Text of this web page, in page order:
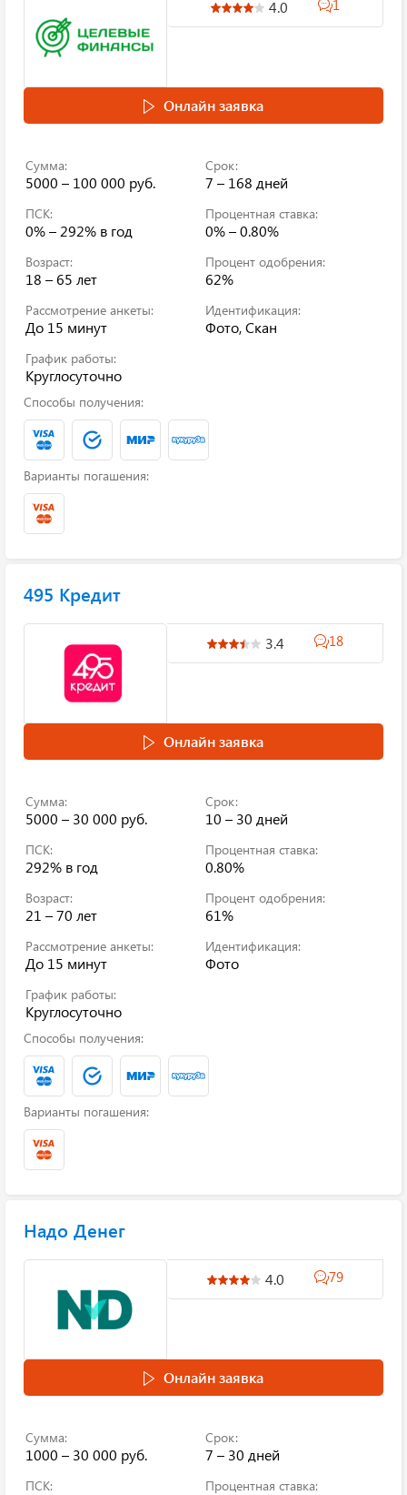
4.0 1
Онлайн заявка
Сумма:
5000 – 100 000 руб.
Срок:
7 – 168 дней
ПСК:
0% – 292% в год
Процентная ставка:
0% – 0.80%
Возраст:
18 – 65 лет
Процент одобрения:
62%
Рассмотрение анкеты:
До 15 минут
Идентификация:
Фото, Скан
График работы:
Круглосуточно
Способы получения:
Варианты погашения:
495 Кредит
3.4 18
Онлайн заявка
Сумма:
5000 – 30 000 руб.
Срок:
10 – 30 дней
ПСК:
292% в год
Процентная ставка:
0.80%
Возраст:
21 – 70 лет
Процент одобрения:
61%
Рассмотрение анкеты:
До 15 минут
Идентификация:
Фото
График работы:
Круглосуточно
Способы получения:
Варианты погашения:
Надо Денег
4.0 79
Онлайн заявка
Сумма:
1000 – 30 000 руб.
Срок:
7 – 30 дней
ПСК: Процентная ставка: